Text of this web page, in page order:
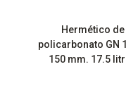
Hermético de
policarbonato GN
150 mm. 17.5